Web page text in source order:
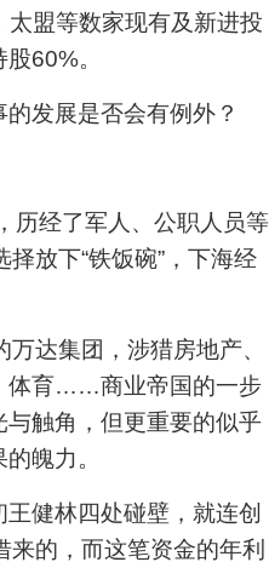
盟等数家现有及新进投
60%。
发展是否会有例外？
经了军人、公职人员等
放下“铁饭碗”，下海经
达集团，涉猎房地产、
体育……商业帝国的一步
触角，但更重要的似乎
魄力。
健林四处碰壁，就连创
的，而这笔资金的年利